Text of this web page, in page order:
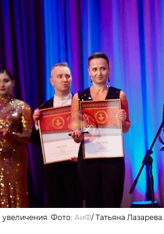
Фото: АиФ/ Татьяна Лазарева.